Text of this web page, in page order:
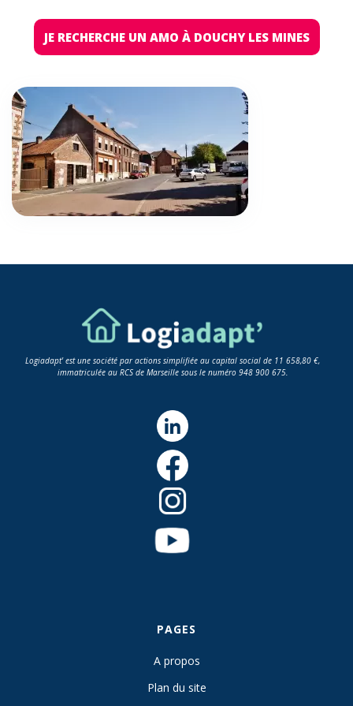
JE RECHERCHE UN AMO À DOUCHY LES MINES
Logiadapt' est une société par actions simplifiée au capital social de 11 658,80 €,
immatriculée au RCS de Marseille sous le numéro 948 900 675.
PAGES
A propos
Plan du site